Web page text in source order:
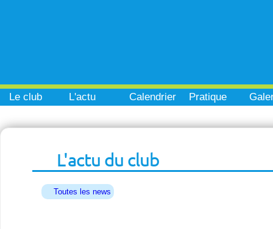
Le club L'actu Calendrier Pratique
L'actu du club
Toutes les news